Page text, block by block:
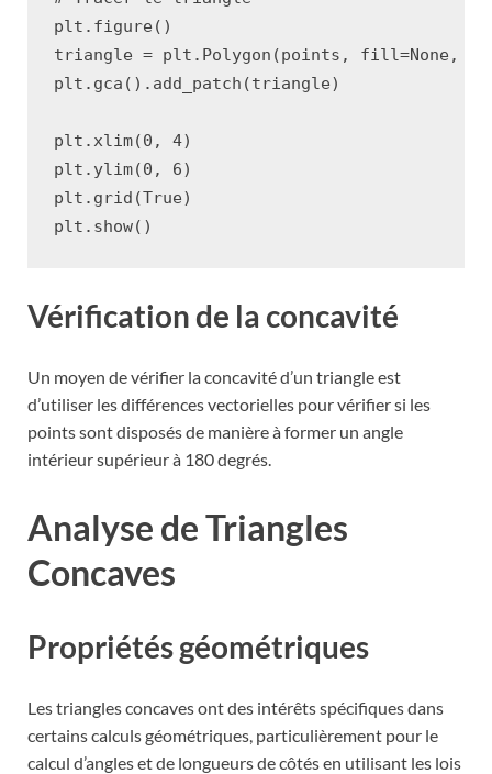
plt . figure ()
triangle = plt . Polygon (points , fill=None ,
plt . gca () . add_patch (triangle)
plt . xlim(0 , 4)
plt . ylim(0 , 6)
plt . grid (True)
plt . show()
Vérification de la concavité
Un moyen de vérifier la concavité d’un triangle est
d’utiliser les différences vectorielles pour vérifier si les
points sont disposés de manière à former un angle
intérieur supérieur à 180 degrés.
Analyse de Triangles
Concaves
Propriétés géométriques
Les triangles concaves ont des intérêts spécifiques dans
certains calculs géométriques, particulièrement pour le
calcul d’angles et de longueurs de côtés en utilisant les lois